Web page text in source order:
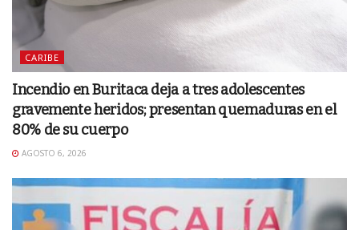
CARIBE
Incendio en Buritaca deja a tres adolescentes
gravemente heridos; presentan quemaduras en el
80% de su cuerpo
AGOSTO 6, 2026